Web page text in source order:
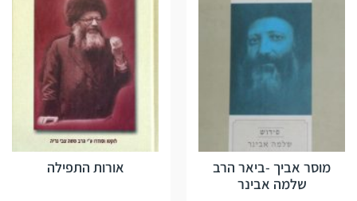
מוסר אביך -ביאר הרב
שלמה אבינר
אורות התפילה